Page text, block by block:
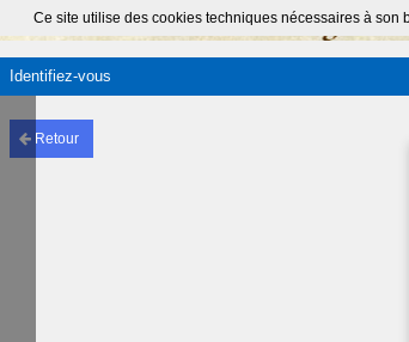
Ce site utilise des cookies techniques nécessaires à
Identifiez-vous
Retour